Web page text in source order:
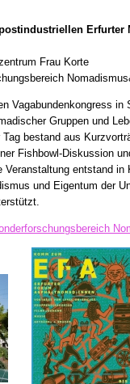
Erfurter
Frau Korte
Vagabundenkongress
Gruppen und
bestand aus
Fishbowl-Diskussion
Veranstaltung entstand in
und Eigentum der